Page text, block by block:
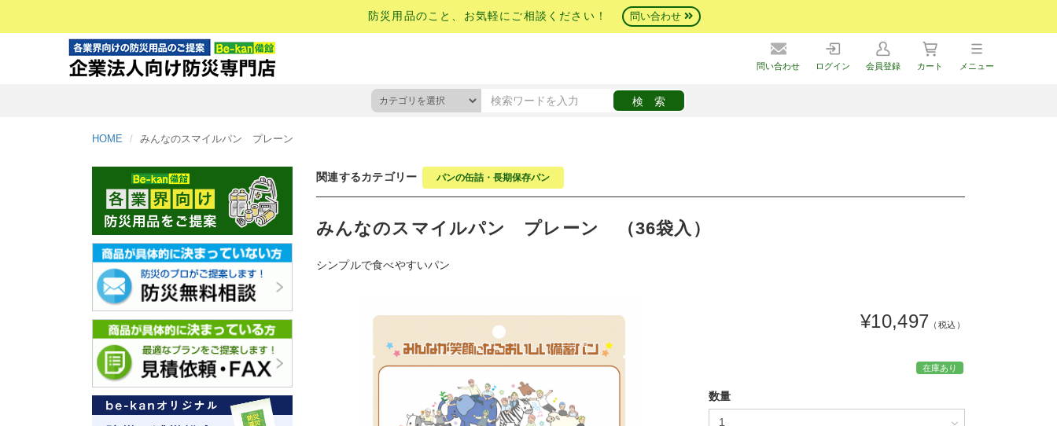
防災用品のこと、お気軽にご相談ください！ 問い合わせ
問い合わせ ログイン 会員登録 カート メニュー
HOME みんなのスマイルパン プレーン
関連するカテゴリー パンの缶詰・長期保存パン
みんなのスマイルパン プレーン （36袋入）
シンプルで食べやすいパン
¥10,497 （税込）
在庫あり
数量